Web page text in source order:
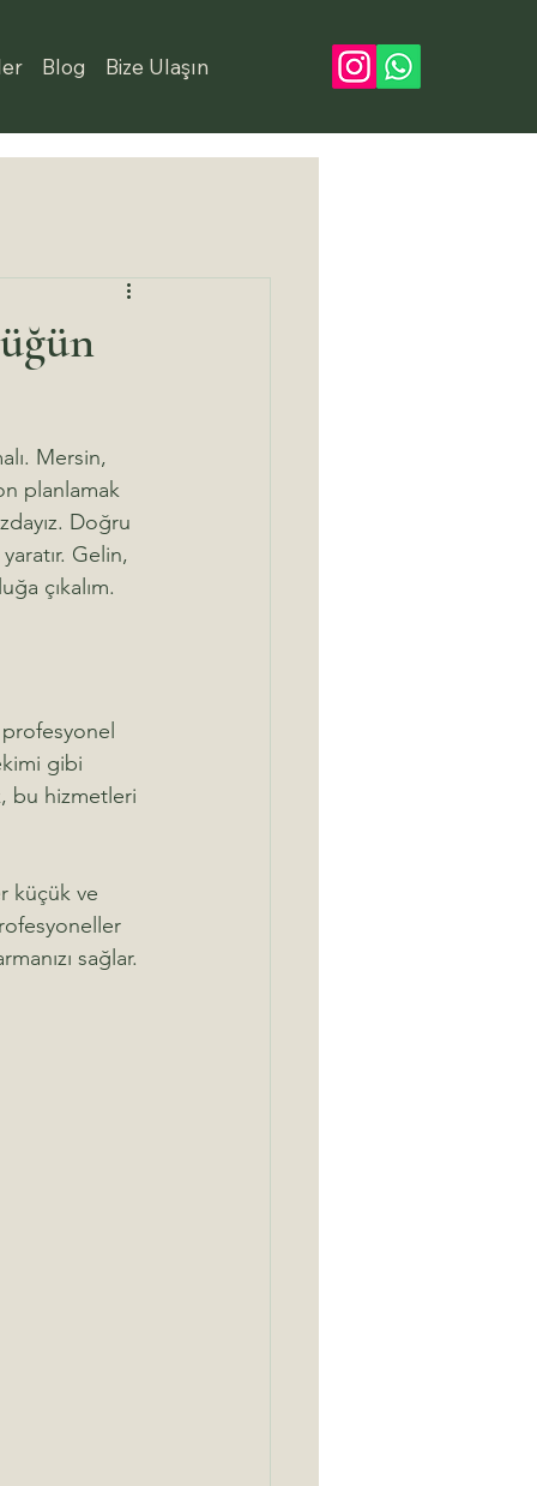
Blog Bize Ulaşın
Mersin,
planlamak
Doğru
Gelin,
çıkalım.
gibi
bu hizmetleri
küçük ve
sağlar.